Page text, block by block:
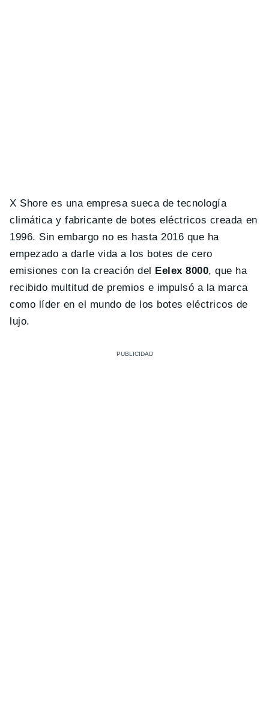
X Shore es una empresa sueca de tecnología
climática y fabricante de botes eléctricos creada en
1996. Sin embargo no es hasta 2016 que ha
empezado a darle vida a los botes de cero
emisiones con la creación del Eelex 8000, que ha
recibido multitud de premios e impulsó a la marca
como líder en el mundo de los botes eléctricos de
lujo.